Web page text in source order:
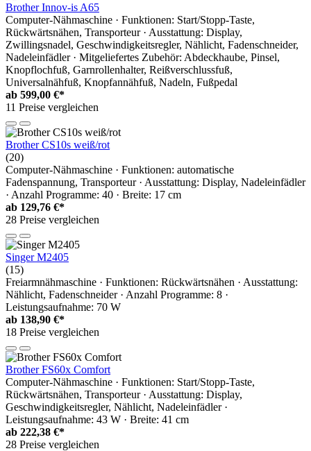
Brother Innov-is A65
Computer-Nähmaschine · Funktionen: Start/Stopp-Taste,
Rückwärtsnähen, Transporteur · Ausstattung: Display,
Zwillingsnadel, Geschwindigkeitsregler, Nählicht, Fadenschneider,
Nadeleinfädler · Mitgeliefertes Zubehör: Abdeckhaube, Pinsel,
Knopflochfuß, Garnrollenhalter, Reißverschlussfuß,
Universalnähfuß, Knopfannähfuß, Nadeln, Fußpedal
ab 599,00 €*
11 Preise vergleichen
Brother CS10s weiß/rot
(20)
Computer-Nähmaschine · Funktionen: automatische
Fadenspannung, Transporteur · Ausstattung: Display, Nadeleinfädler
· Anzahl Programme: 40 · Breite: 17 cm
ab 129,76 €*
28 Preise vergleichen
Singer M2405
(15)
Freiarmnähmaschine · Funktionen: Rückwärtsnähen · Ausstattung:
Nählicht, Fadenschneider · Anzahl Programme: 8 ·
Leistungsaufnahme: 70 W
ab 138,90 €*
18 Preise vergleichen
Brother FS60x Comfort
Computer-Nähmaschine · Funktionen: Start/Stopp-Taste,
Rückwärtsnähen, Transporteur · Ausstattung: Display,
Geschwindigkeitsregler, Nählicht, Nadeleinfädler ·
Leistungsaufnahme: 43 W · Breite: 41 cm
ab 222,38 €*
28 Preise vergleichen